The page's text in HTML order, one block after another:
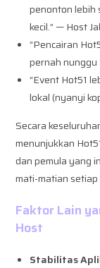
penonton lebih
kecil.” — Host
“Pencairan
pernah nunggu
“Event Hot51
lokal (nyanyi
Secara
menunjukkan
dan pemula yang
mati-matian setiap
Faktor Lain
Host
Stabilitas